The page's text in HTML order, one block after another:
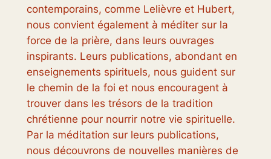
contemporains, comme Lelièvre et Hubert,
nous convient également à méditer sur la
force de la prière, dans leurs ouvrages
inspirants. Leurs publications, abondant en
enseignements spirituels, nous guident sur
le chemin de la foi et nous encouragent à
trouver dans les trésors de la tradition
chrétienne pour nourrir notre vie spirituelle.
Par la méditation sur leurs publications,
nous découvrons de nouvelles manières de